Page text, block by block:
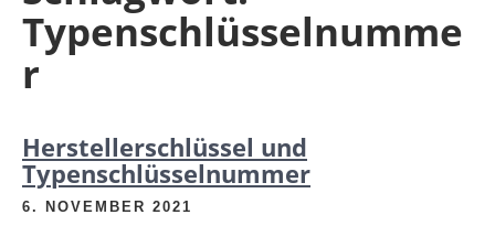
Typenschlüsselnumme
r
Herstellerschlüssel und
Typenschlüsselnummer
6. NOVEMBER 2021